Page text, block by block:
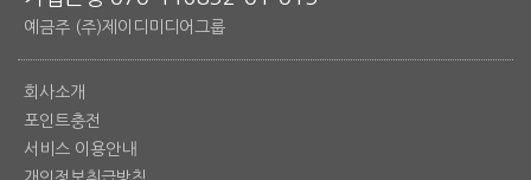
예금주 (주)제이디미디어그룹
회사소개
포인트충전
서비스 이용안내